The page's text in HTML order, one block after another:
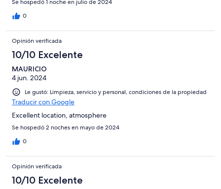
Se hospedó 1 noche en julio de 2024
0
Opinión verificada
10/10 Excelente
MAURICIO
4 jun. 2024
Le gustó: Limpieza, servicio y personal, condiciones de la propiedad
Traducir con Google
Excellent location, atmosphere
Se hospedó 2 noches en mayo de 2024
0
Opinión verificada
10/10 Excelente